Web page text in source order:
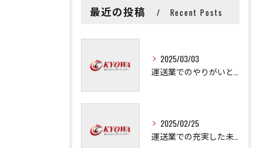
最近の投稿 Recent Posts
2025/03/03
2025/02/25